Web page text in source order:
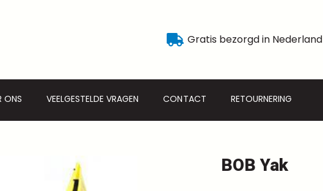
Gratis bezorgd in Nederland
ONS VEELGESTELDE VRAGEN CONTACT RETOURNERING
BOB Yak